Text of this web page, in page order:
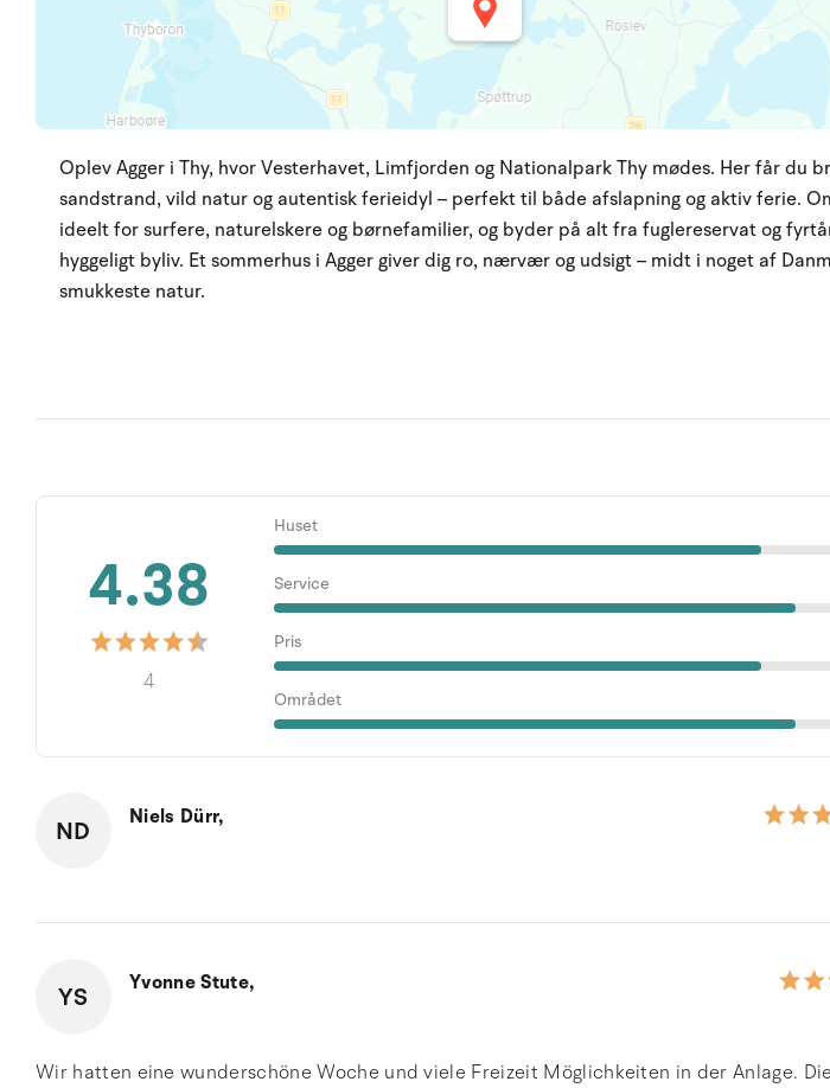
Oplev Agger i Thy, hvor Vesterhavet, Limfjorden og Nationalpark Thy mødes. Her får du
sandstrand, vild natur og autentisk ferieidyl – perfekt til både afslapning og aktiv ferie.
ideelt for surfere, naturelskere og børnefamilier, og byder på alt fra fuglereservat og
hyggeligt byliv. Et sommerhus i Agger giver dig ro, nærvær og udsigt – midt i noget af
smukkeste natur.
4.38
4
Huset
Service
Pris
Området
ND Niels Dürr,
YS Yvonne Stute,
Wir hatten eine wunderschöne Woche und viele Freizeit Möglichkeiten in der Anlage.